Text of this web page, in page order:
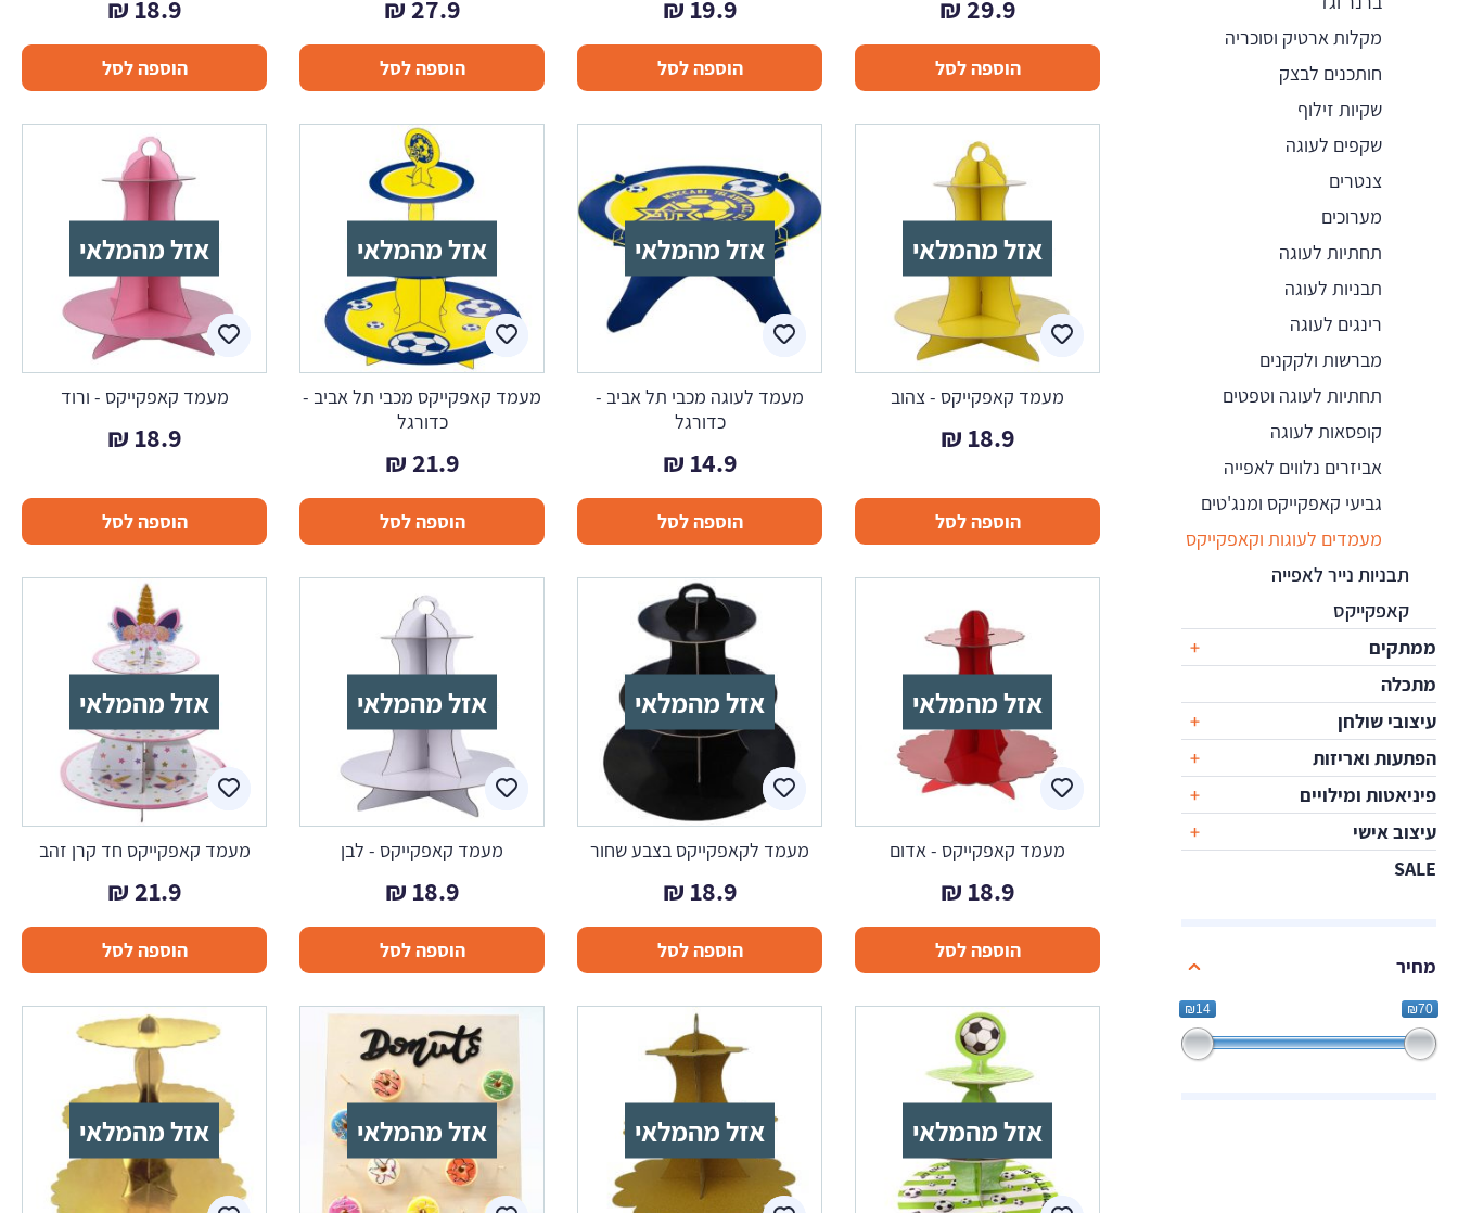
מקלות ארטיק וסוכריה
חותכנים לבצק
שקיות זילוף
שקפים לעוגה
צנטרים
מערוכים
תחתיות לעוגה
תבניות לעוגה
רינגים לעוגה
מברשות ולקקנים
תחתיות לעוגה וטפטים
קופסאות לעוגה
אביזרים נלווים לאפייה
גביעי קאפקייקס ומנג'טים
מעמדים לעוגות וקאפקייקס
תבניות נייר לאפייה
קאפקייקס
ממתקים
מתכלה
עיצובי שולחן
הפתעות ואריזות
פיניאטות ומילויים
עיצוב אישי
SALE
מחיר
₪14 ₪70
29.9
₪
הוספה לסל
19.9
₪
הוספה לסל
27.9
₪
הוספה לסל
18.9
₪
הוספה לסל
אזל מהמלאי
מעמד קאפקייקס - צהוב
18.9
₪
הוספה לסל
אזל מהמלאי
מעמד לעוגה מכבי תל אביב -
כדורגל
14.9
₪
הוספה לסל
אזל מהמלאי
מעמד קאפקייקס מכבי תל אביב -
כדורגל
21.9
₪
הוספה לסל
אזל מהמלאי
מעמד קאפקייקס - ורוד
18.9
₪
הוספה לסל
אזל מהמלאי
מעמד קאפקייקס - אדום
18.9
₪
הוספה לסל
אזל מהמלאי
מעמד לקאפקייקס בצבע שחור
18.9
₪
הוספה לסל
אזל מהמלאי
מעמד קאפקייקס - לבן
18.9
₪
הוספה לסל
אזל מהמלאי
מעמד קאפקייקס חד קרן זהב
21.9
₪
הוספה לסל
אזל מהמלאי אזל מהמלאי אזל מהמלאי אזל מהמלאי